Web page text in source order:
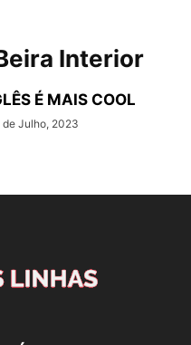
Interior
É MAIS COOL
de Julho, 2023